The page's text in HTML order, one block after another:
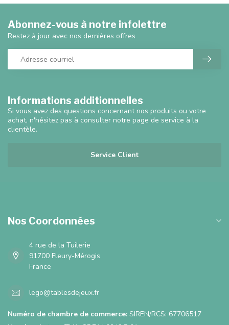
Informations additionnelles
Si vous avez des questions concernant nos produits ou votre
achat, n'hésitez pas à consulter notre page de service à la
clientèle.
Service Client
Abonnez-vous à notre infolettre
Restez à jour avec nos dernières offres
Nos Coordonnées
4 rue de la Tuilerie
91700 Fleury-Mérogis
France
lego@tablesdejeux.fr
Numéro de chambre de commerce: SIREN/RCS: 67706517